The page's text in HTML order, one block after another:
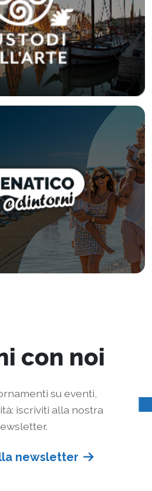
con noi
su eventi,
iscriviti alla nostra
newsletter